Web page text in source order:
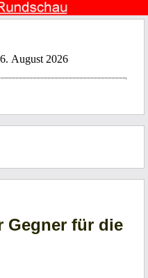
August 2026
Gegner für die